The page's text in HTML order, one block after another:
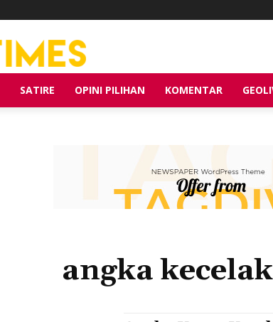
SATIRE OPINI PILIHAN KOMENTAR
angka